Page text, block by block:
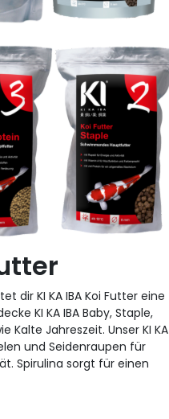
dir KI KA IBA Koi Futter eine
KI KA IBA Baby, Staple,
Kalte Jahreszeit. Unser KI KA
und Seidenraupen für
Spirulina sorgt für einen